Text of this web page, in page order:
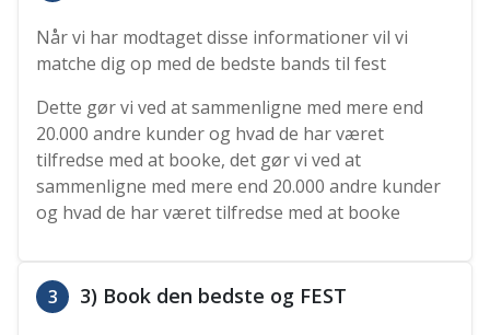
Når vi har modtaget disse informationer vil vi
matche dig op med de bedste bands til fest
Dette gør vi ved at sammenligne med mere end
20.000 andre kunder og hvad de har været
tilfredse med at booke, det gør vi ved at
sammenligne med mere end 20.000 andre kunder
og hvad de har været tilfredse med at booke
3 3) Book den bedste og FEST